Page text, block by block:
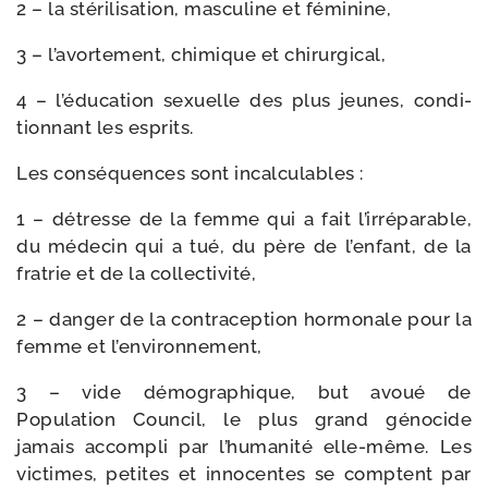
2 – la sté­ri­li­sa­tion, mas­cu­line et féminine,
3 – l’avortement, chi­mique et chirurgical,
4 – l’éducation sexuelle des plus jeunes, condi­
tion­nant les esprits.
Les consé­quences sont incalculables :
1 – détresse de la femme qui a fait l’irréparable,
du méde­cin qui a tué, du père de l’enfant, de la
fra­trie et de la collectivité,
2 – dan­ger de la contra­cep­tion hor­mo­nale pour la
femme et l’environnement,
3 – vide démo­gra­phique, but avoué de
Population Council, le plus grand géno­cide
jamais accom­pli par l’humanité elle-​même. Les
vic­times, petites et inno­centes se comptent par